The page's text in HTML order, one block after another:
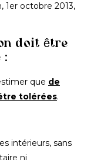
1er octobre 2013,
doit être
:
que de
tolérées.
intérieurs, sans
ni